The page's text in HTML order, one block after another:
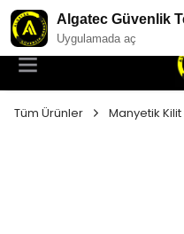
YENI NESIL
Tüm Ürünler Manyetik
Algatec Güvenlik
Uygulamada aç